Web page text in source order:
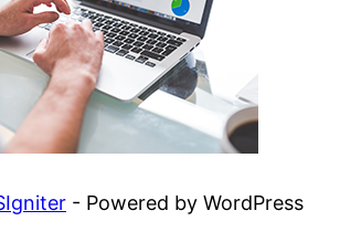
- Powered by WordPress